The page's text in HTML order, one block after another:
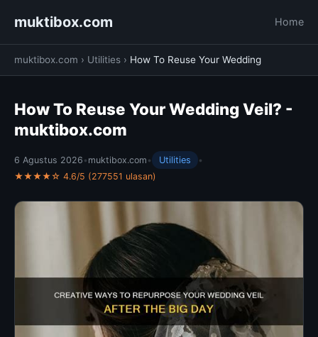
muktibox.com Home
muktibox.com › Utilities › How To Reuse Your Wedding
How To Reuse Your Wedding Veil? -
muktibox.com
6 Agustus 2026 • muktibox.com • Utilities
•
★★★★☆ 4.6/5 (277551 ulasan)